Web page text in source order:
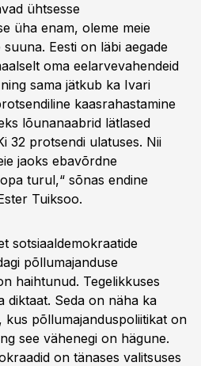
ühtsesse
üha enam, oleme meie
Eesti on läbi aegade
oma eelarvevahendeid
sama jätkub ka Ivari
kaasrahastamine
lõunanaabrid lätlased
32 protsendi ulatuses. Nii
jaoks ebavõrdne
turul,“ sõnas endine
Tuiksoo.
sotsiaaldemokraatide
põllumajanduse
haihtunud. Tegelikkuses
diktaat. Seda on näha ka
kus põllumajanduspoliitikat on
see vähenegi on hägune.
on tänases valitsuses